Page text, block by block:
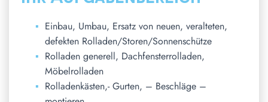
Einbau, Umbau, Ersatz von neuen, veralteten,
defekten Rolladen/Storen/Sonnenschütze
Rolladen generell, Dachfensterrolladen,
Möbelrolladen
Rolladenkästen,- Gurten, – Beschläge –